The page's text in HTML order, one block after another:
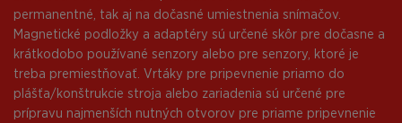
permanentné, tak aj na dočasné umiestnenia snímačov.
Magnetické podložky a adaptéry sú určené skôr pre dočasne a
krátkodobo používané senzory alebo pre senzory, ktoré je
treba premiestňovať. Vrtáky pre pripevnenie priamo do
plášťa/konštrukcie stroja alebo zariadenia sú určené pre
prípravu najmenších nutných otvorov pre priame pripevnenie